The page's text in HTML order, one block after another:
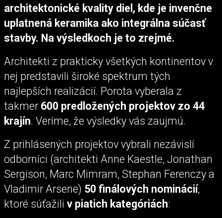
architektonické kvality diel, kde je invenčne
uplatnená keramika ako integrálna súčasť
stavby. Na výsledkoch je to zrejmé.
Architekti z prakticky všetkých kontinentov v
nej predstavili široké spektrum tých
najlepších realizácií. Porota vyberala z
takmer 600 predložených projektov zo 44
krajín. Veríme, že výsledky vás zaujmú.
Z prihlásených projektov vybrali nezávislí
odborníci (architekti Anne Kaestle, Jonathan
Sergison, Marc Mimram, Stephan Ferenczy a
Vladimir Arsene) 50 finálových nominácií,
ktoré súťažili v piatich kategóriách: